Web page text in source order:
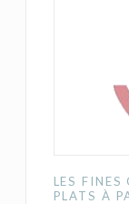
LES FINES
PLATS À